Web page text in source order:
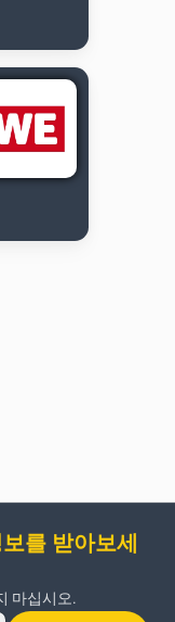
를 받아보세
마십시오.